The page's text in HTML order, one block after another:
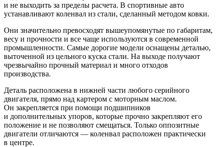
и не выходить за пределы расчета. В спортивные авто
устанавливают коленвал из стали, сделанный методом ковки.
Они значительно превосходят вышеупомянутые по габаритам,
весу и прочности и все чаще используются в современной
промышленности. Самые дорогие модели оснащены деталью,
выточенной из цельного куска стали. На выходе получают
чрезвычайно прочный материал и много отходов
производства.
Деталь расположена в нижней части любого серийного
двигателя, прямо над картером с моторным маслом.
Он закрепляется при помощи подшипников
и дополнительных упоров, которые прочно закрепляют его
положение и не позволяют смещаться. Только оппозитные
двигатели отличаются — коленвал расположен практически
в центре.